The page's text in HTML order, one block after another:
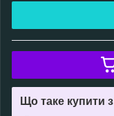
Що таке купити